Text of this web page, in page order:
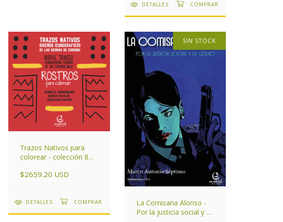
DETALLES
Trazos Nativos para
colorear - colección 8
$2659.20 USD
DETALLES
SIN STOCK
La Comisaria Alonso -
Por la justicia social y de